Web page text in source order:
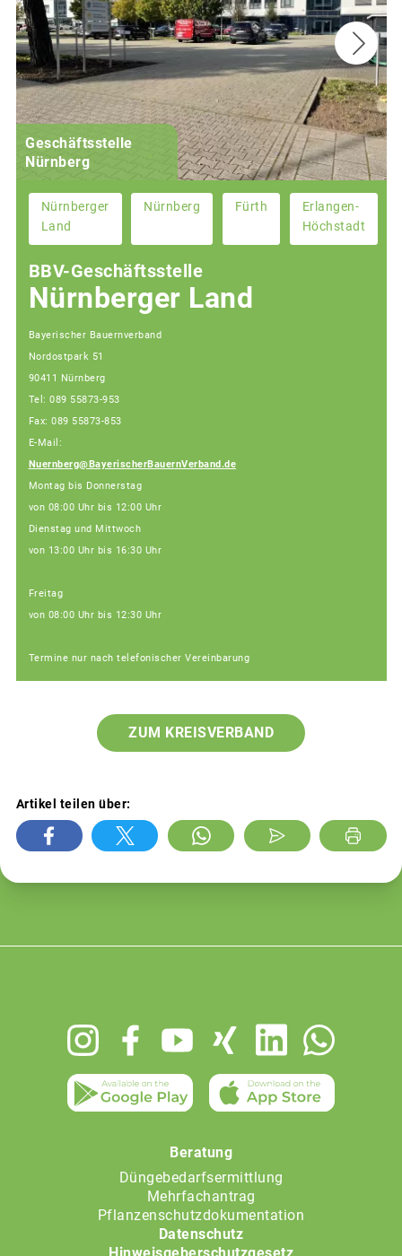
Geschäftsstelle
Nürnberg
Nürnberger
Land
Nürnberg Fürth
Erlangen-
Höchstadt
BBV-Geschäftsstelle
Nürnberger Land
Bayerischer Bauernverband
Nordostpark 51
90411 Nürnberg
Tel: 089 55873-953
Fax: 089 55873-853
E-Mail:
Nuernberg@BayerischerBauernVerband.de
Montag bis Donnerstag
von 08:00 Uhr bis 12:00 Uhr
Dienstag und Mittwoch
von 13:00 Uhr bis 16:30 Uhr
Freitag
von 08:00 Uhr bis 12:30 Uhr
Termine nur nach telefonischer Vereinbarung
ZUM KREISVERBAND
Artikel teilen über:
Beratung
Düngebedarfsermittlung
Mehrfachantrag
Pflanzenschutzdokumentation
Datenschutz